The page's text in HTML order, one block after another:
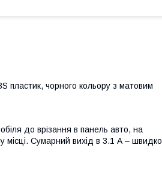
пластик, чорного кольору з матовим
до врізання в панель авто, на
місці. Сумарний вихід в 3.1 А – швидко